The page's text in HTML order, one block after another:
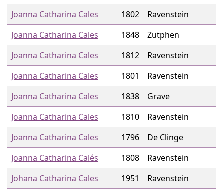
Joanna Catharina Cales
1802
Ravenstein
Joanna Catharina Cales
1848
Zutphen
Joanna Catharina Cales
1812
Ravenstein
Joanna Catharina Cales
1801
Ravenstein
Joanna Catharina Cales
1838
Grave
Joanna Catharina Cales
1810
Ravenstein
Joanna Catharina Cales
1796
De Clinge
Joanna Catharina Calés
1808
Ravenstein
Johana Catharina Cales
1951
Ravenstein